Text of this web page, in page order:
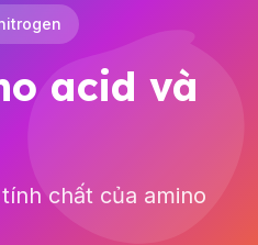
acid và
chất của amino